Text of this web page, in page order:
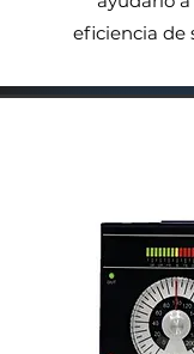
eficiencia de